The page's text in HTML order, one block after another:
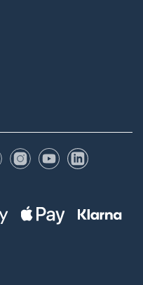
FacebookInstagram
YouTubeLinkedIn